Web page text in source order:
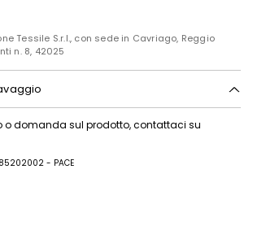
Tessile S.r.l., con sede in Cavriago, Reggio
n. 8, 42025
asciugare appeso in ombra; ferro tiepido max
delicato con percloroetilene; non lavare ad
o domanda sul prodotto, contattaci su
- PACE